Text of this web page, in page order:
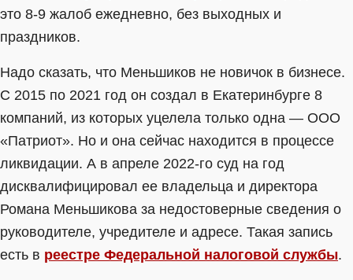
это 8-9 жалоб ежедневно, без выходных и
праздников.
Надо сказать, что Меньшиков не новичок в бизнесе.
С 2015 по 2021 год он создал в Екатеринбурге 8
компаний, из которых уцелела только одна — ООО
«Патриот». Но и она сейчас находится в процессе
ликвидации. А в апреле 2022-го суд на год
дисквалифицировал ее владельца и директора
Романа Меньшикова за недостоверные сведения о
руководителе, учредителе и адресе. Такая запись
есть в реестре Федеральной налоговой службы.